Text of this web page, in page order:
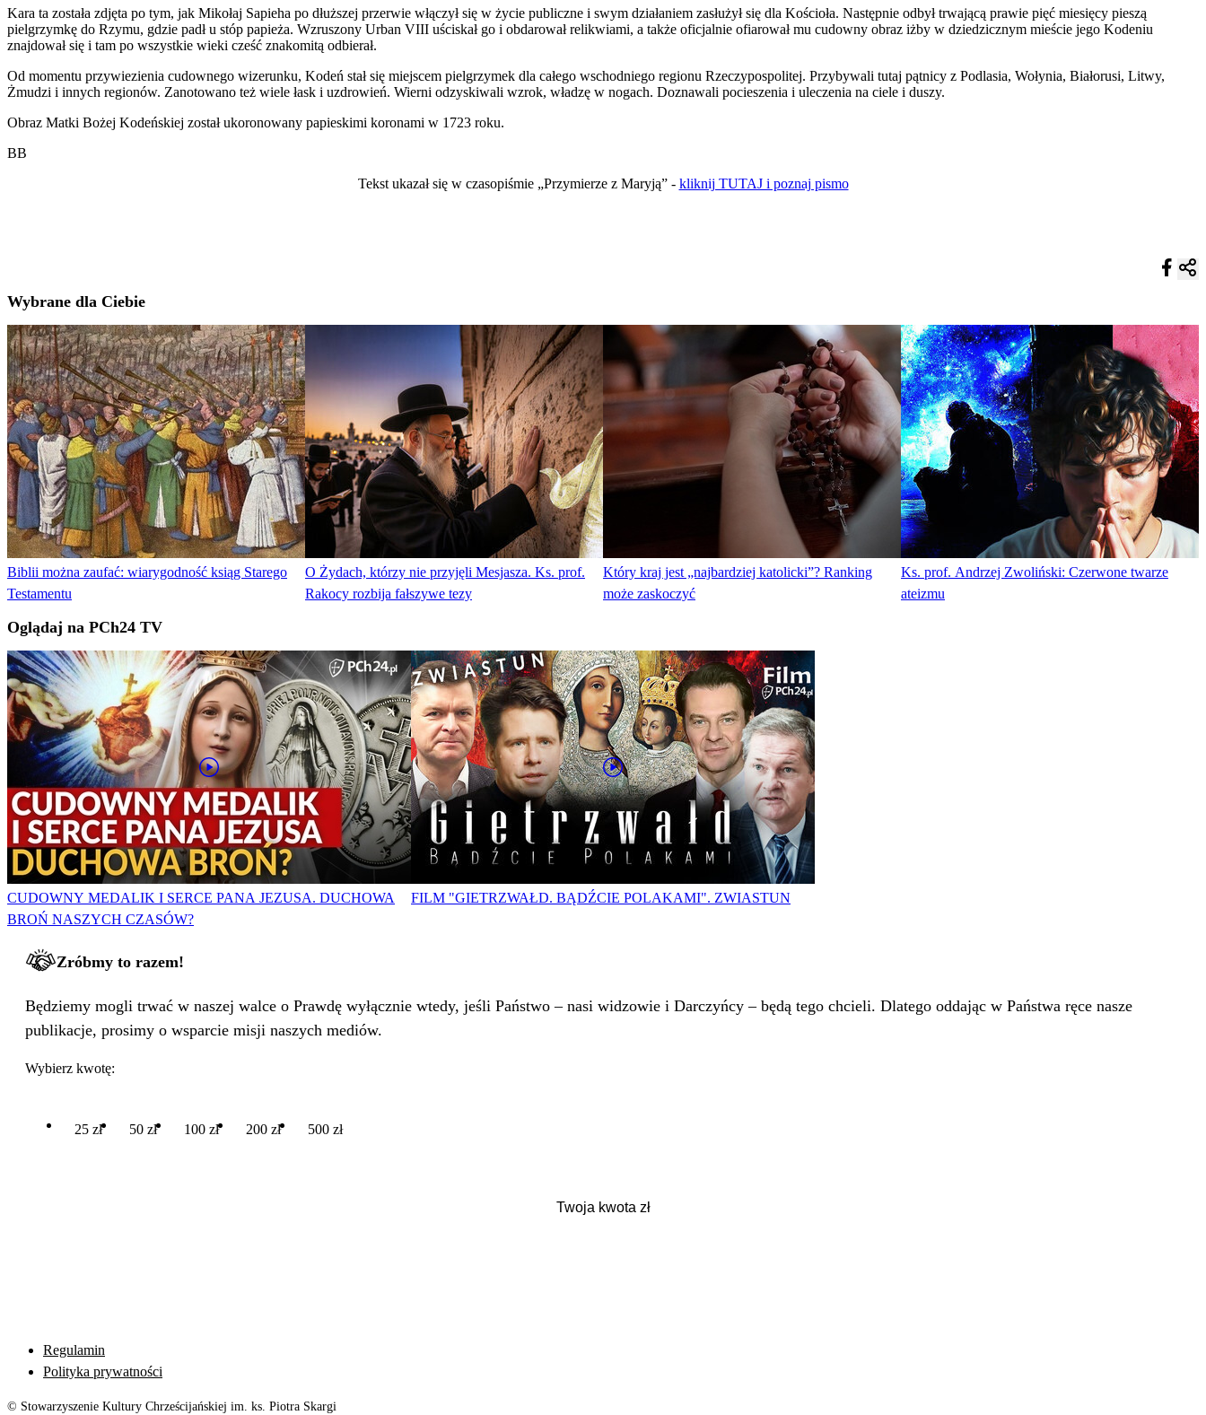
Kara ta została zdjęta po tym, jak Mikołaj Sapieha po dłuższej przerwie włączył się w życie publiczne i swym działaniem zasłużył się dla Kościoła. Następnie odbył trwającą prawie pięć miesięcy pieszą
pielgrzymkę do Rzymu, gdzie padł u stóp papieża. Wzruszony Urban VIII uściskał go i obdarował relikwiami, a także oficjalnie ofiarował mu cudowny obraz iżby w dziedzicznym mieście jego Kodeniu
znajdował się i tam po wszystkie wieki cześć znakomitą odbierał.
Od momentu przywiezienia cudownego wizerunku, Kodeń stał się miejscem pielgrzymek dla całego wschodniego regionu Rzeczypospolitej. Przybywali tutaj pątnicy z Podlasia, Wołynia, Białorusi, Litwy,
Żmudzi i innych regionów. Zanotowano też wiele łask i uzdrowień. Wierni odzyskiwali wzrok, władzę w nogach. Doznawali pocieszenia i uleczenia na ciele i duszy.
Obraz Matki Bożej Kodeńskiej został ukoronowany papieskimi koronami w 1723 roku.
BB
Tekst ukazał się w czasopiśmie „Przymierze z Maryją” - kliknij TUTAJ i poznaj pismo
Wybrane dla Ciebie
Biblii można zaufać: wiarygodność ksiąg Starego
Testamentu
O Żydach, którzy nie przyjęli Mesjasza. Ks. prof.
Rakocy rozbija fałszywe tezy
Który kraj jest „najbardziej katolicki”? Ranking
może zaskoczyć
Ks. prof. Andrzej Zwoliński: Czerwone twarze
ateizmu
Oglądaj na PCh24 TV
CUDOWNY MEDALIK I SERCE PANA JEZUSA. DUCHOWA
BROŃ NASZYCH CZASÓW?
FILM "GIETRZWAŁD. BĄDŹCIE POLAKAMI". ZWIASTUN
Zróbmy to razem!
Będziemy mogli trwać w naszej walce o Prawdę wyłącznie wtedy, jeśli Państwo – nasi widzowie i Darczyńcy – będą tego chcieli. Dlatego oddając w Państwa ręce nasze
publikacje, prosimy o wsparcie misji naszych mediów.
Wybierz kwotę:
25 zł 50 zł 100 zł 200 zł 500 zł
Regulamin
Polityka prywatności
© Stowarzyszenie Kultury Chrześcijańskiej im. ks. Piotra Skargi